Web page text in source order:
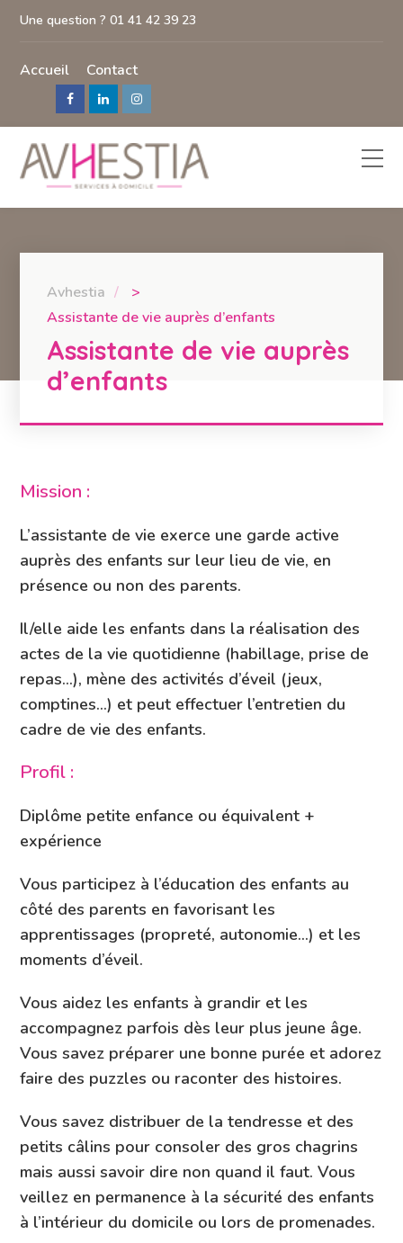
Une question ? 01 41 42 39 23
Accueil Contact
Avhestia
>
Assistante de vie auprès d’enfants
Assistante de vie auprès
d’enfants
Mission :
L’assistante de vie exerce une garde active
auprès des enfants sur leur lieu de vie, en
présence ou non des parents.
Il/elle aide les enfants dans la réalisation des
actes de la vie quotidienne (habillage, prise de
repas…), mène des activités d’éveil (jeux,
comptines…) et peut effectuer l’entretien du
cadre de vie des enfants.
Profil :
Diplôme petite enfance ou équivalent +
expérience
Vous participez à l’éducation des enfants au
côté des parents en favorisant les
apprentissages (propreté, autonomie…) et les
moments d’éveil.
Vous aidez les enfants à grandir et les
accompagnez parfois dès leur plus jeune âge.
Vous savez préparer une bonne purée et adorez
faire des puzzles ou raconter des histoires.
Vous savez distribuer de la tendresse et des
petits câlins pour consoler des gros chagrins
mais aussi savoir dire non quand il faut. Vous
veillez en permanence à la sécurité des enfants
à l’intérieur du domicile ou lors de promenades.